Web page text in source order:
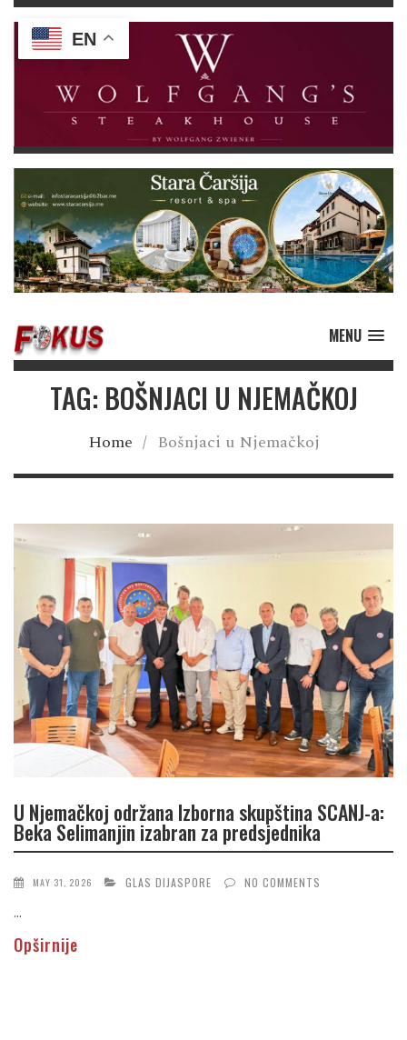
MENU
TAG: BOŠNJACI U NJEMAČKOJ
Home / Bošnjaci u Njemačkoj
U Njemačkoj održana Izborna skupština SCANJ-a:
Beka Selimanjin izabran za predsjednika
MAY 31, 2026 GLAS DIJASPORE NO COMMENTS
...
Opširnije
EN